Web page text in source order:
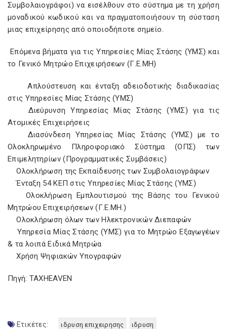
Συμβολαιογράφοι) να εισέλθουν στο σύστημα με τη χρήση
μοναδικού κωδικού και να πραγματοποιήσουν τη σύσταση
μιας επιχείρησης από οποιοδήποτε σημείο.
Επόμενα βήματα για τις Υπηρεσίες Μίας Στάσης (ΥΜΣ) και
το Γενικό Μητρώο Επιχειρήσεων (Γ.Ε.ΜΗ)
Απλούστευση και ένταξη αδειοδοτικής διαδικασίας
στις Υπηρεσίες Μίας Στάσης (ΥΜΣ)
Διεύρυνση Υπηρεσίας Μίας Στάσης (ΥΜΣ) για τις
Ατομικές Επιχειρήσεις
Διασύνδεση Υπηρεσίας Μίας Στάσης (ΥΜΣ) με το
Ολοκληρωμένο Πληροφοριακό Σύστημα (ΟΠΣ) των
Επιμελητηρίων (Προγραμματικές Συμβάσεις)
Ολοκλήρωση της Εκπαίδευσης των Συμβολαιογράφων
Ένταξη 54 ΚΕΠ στις Υπηρεσίες Μίας Στάσης (ΥΜΣ)
Ολοκλήρωση Εμπλουτισμού της Βάσης του Γενικού
Μητρώου Επιχειρήσεων (Γ.Ε.ΜΗ.)
Ολοκλήρωση όλων των Ηλεκτρονικών Διεπαφών
Υπηρεσία Μίας Στάσης (ΥΜΣ) για το Μητρώο Εξαγωγέων
& τα λοιπά Ειδικά Μητρώα
Χρήση Ψηφιακών Υπογραφών
Πηγή: TAXHEAVEN
Ετικέτες: ιδρυση επιχειρησης ιδρυση